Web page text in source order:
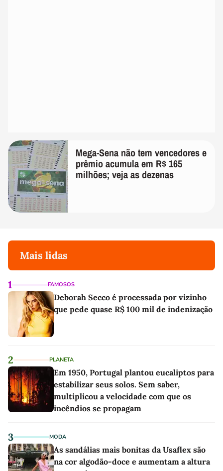
Mega-Sena não tem vencedores e
prêmio acumula em R$ 165
milhões; veja as dezenas
Mais lidas
1 FAMOSOS
Deborah Secco é processada por vizinho
que pede quase R$ 100 mil de indenização
2 PLANETA
Em 1950, Portugal plantou eucaliptos para
estabilizar seus solos. Sem saber,
multiplicou a velocidade com que os
incêndios se propagam
3 MODA
As sandálias mais bonitas da Usaflex são
na cor algodão-doce e aumentam a altura